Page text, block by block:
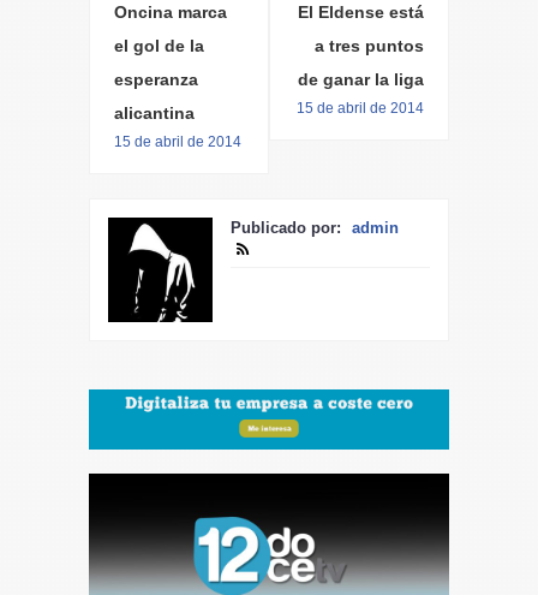
Oncina marca
el gol de la
esperanza
alicantina
15 de abril de 2014
El Eldense está
a tres puntos
de ganar la liga
15 de abril de 2014
Publicado por: admin